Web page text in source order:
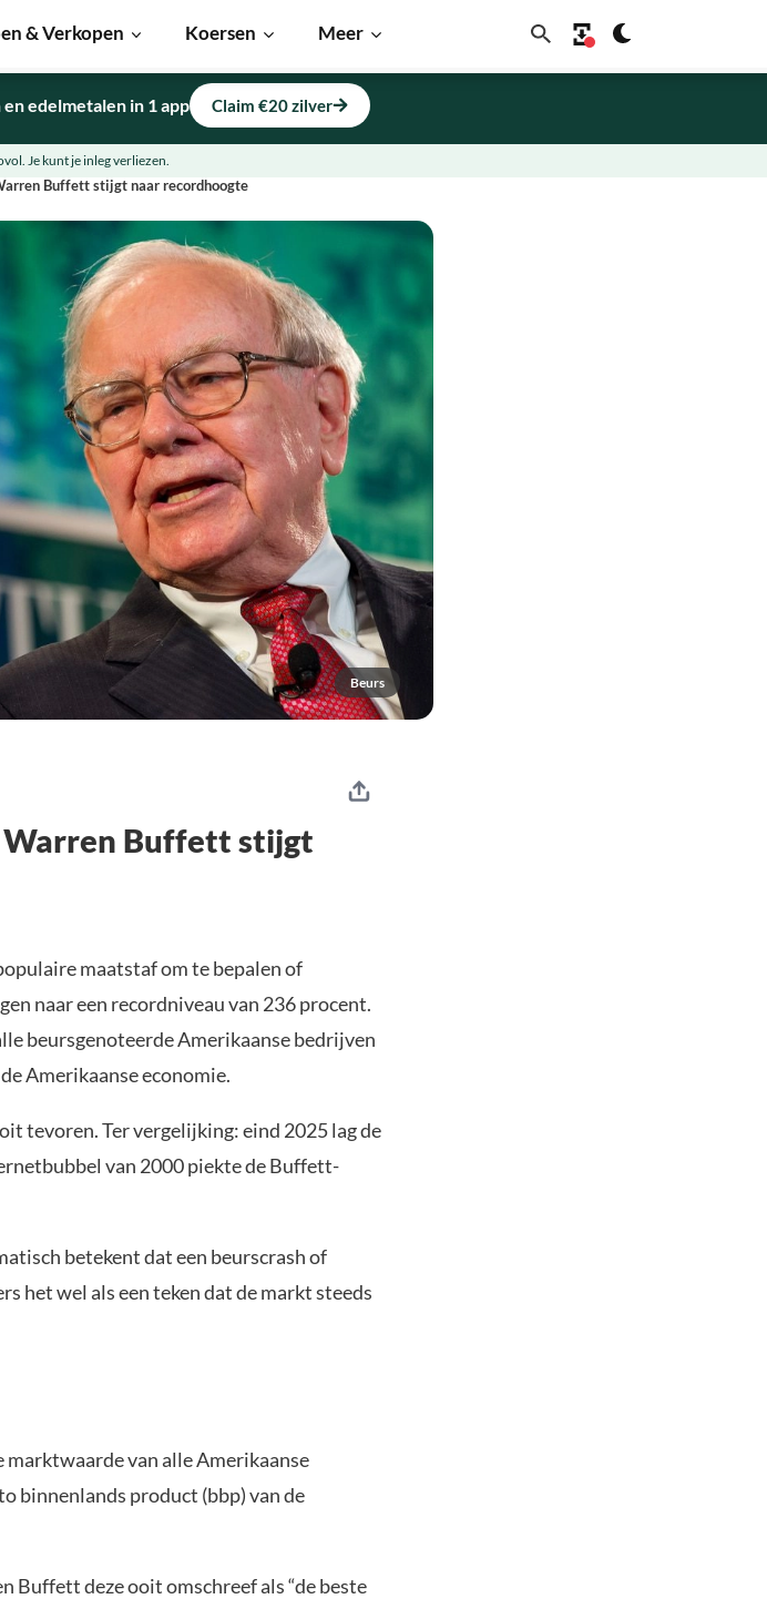
& Verkopen Koersen Meer
Buffett stijgt naar recordhoogte
Beurs
edelmetalen in 1 app Claim €20 zilver
Je kunt je inleg verliezen.
Warren Buffett stijgt
maatstaf om te bepalen of
naar een recordniveau van 236 procent.
beursgenoteerde Amerikaanse bedrijven
Amerikaanse economie.
tevoren. Ter vergelijking: eind 2025 lag de
van 2000 piekte de Buffett-
betekent dat een beurscrash of
het wel als een teken dat de markt steeds
van alle Amerikaanse
binnenlands product (bbp) van de
Buffett deze ooit omschreef als “de beste